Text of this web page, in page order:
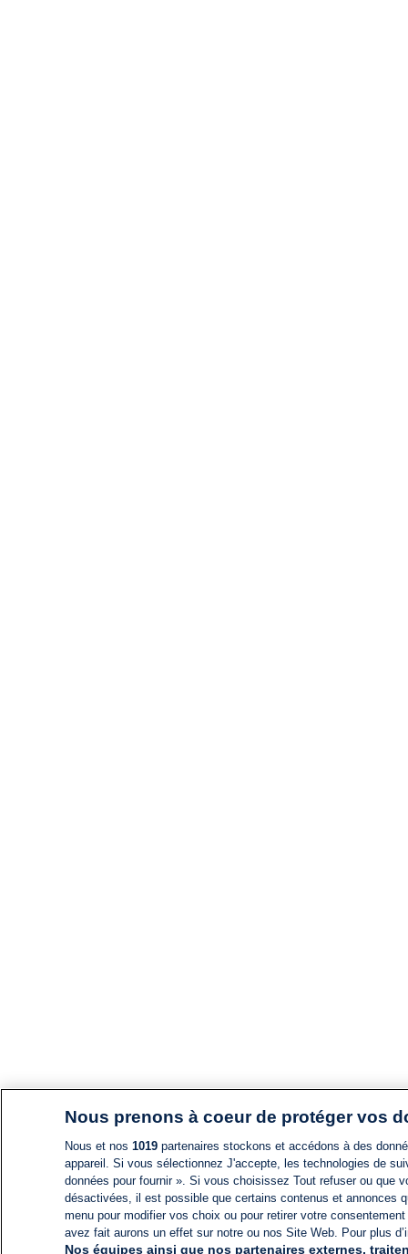
Nous prenons à coeur de protéger vos
Nous et nos 1019partenaires stockons et accédons à des
appareil. Si vous sélectionnez J'accepte, les technologies de
données pour fournir ». Si vous choisissez Tout refuser ou
désactivées, il est possible que certains contenus et annonces
menu pour modifier vos choix ou pour retirer votre
avez fait aurons un effet sur notre ou nos Site Web. Pour plus
Nos équipes ainsi que nos partenaires externes,